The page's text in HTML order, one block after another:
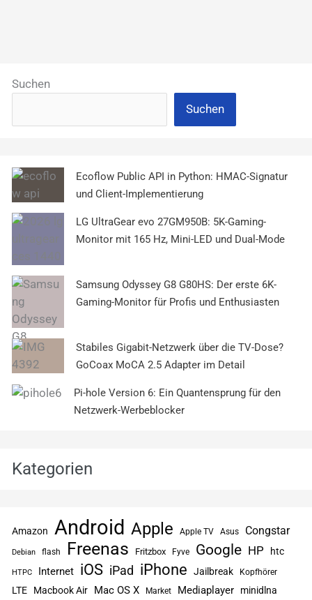
Suchen
Suchen
Ecoflow Public API in Python: HMAC-Signatur
und Client-Implementierung
LG UltraGear evo 27GM950B: 5K-Gaming-
Monitor mit 165 Hz, Mini-LED und Dual-Mode
Samsung Odyssey G8 G80HS: Der erste 6K-
Gaming-Monitor für Profis und Enthusiasten
Stabiles Gigabit-Netzwerk über die TV-Dose?
GoCoax MoCA 2.5 Adapter im Detail
Pi-hole Version 6: Ein Quantensprung für den
Netzwerk-Werbeblocker
Kategorien
Amazon Android Apple Apple TV Asus Congstar
Debian flash Freenas Fritzbox Fyve Google HP htc
HTPC Internet iOS iPad iPhone Jailbreak Kopfhörer
LTE Macbook Air Mac OS X Market Mediaplayer minidlna